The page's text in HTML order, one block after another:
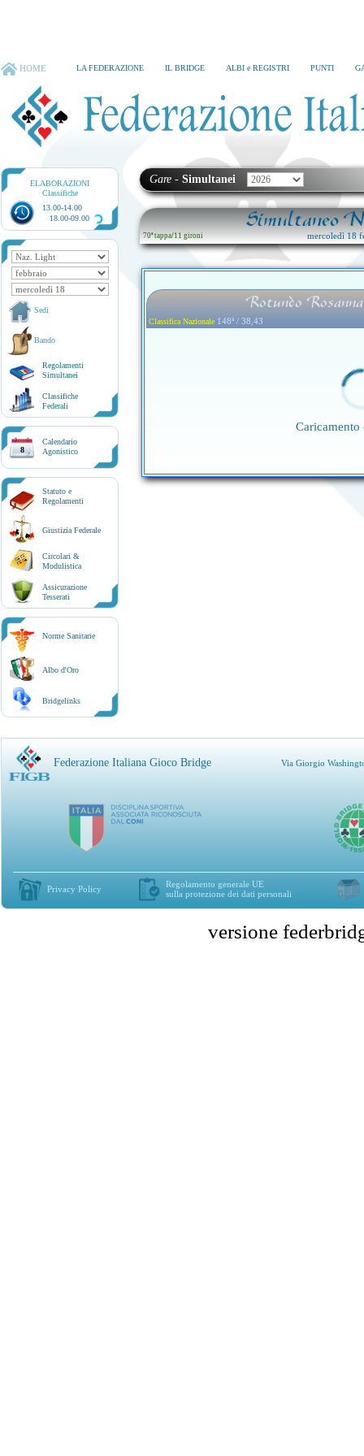
HOME LA FEDERAZIONE IL BRIDGE ALBI e REGISTRI PUNTI
ELABORAZIONI
Classifiche
13.00-14.00
18.00-09.00
Sedi
Bando
Regolamenti
Simultanei
Classifiche
Federali
8
Calendario
Agonistico
Statuto e
Regolamenti
Giustizia Federale
Circolari &
Modulistica
Assicurazione
Tesserati
Norme Sanitarie
Albo d'Oro
Bridgelinks
Gare - Simultanei
Simultaneo
70ª tappa/11 gironi mercoledì 18
Rotundo
Classifica Nazionale 148ª / 38,43
Federazione Italiana Gioco Bridge Via Giorgio
Privacy Policy
Regolamento generale UE
sulla protezione dei dati personali
versione